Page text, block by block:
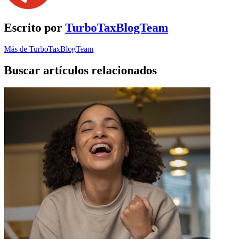
Escrito por TurboTaxBlogTeam
Más de TurboTaxBlogTeam
Buscar artículos relacionados